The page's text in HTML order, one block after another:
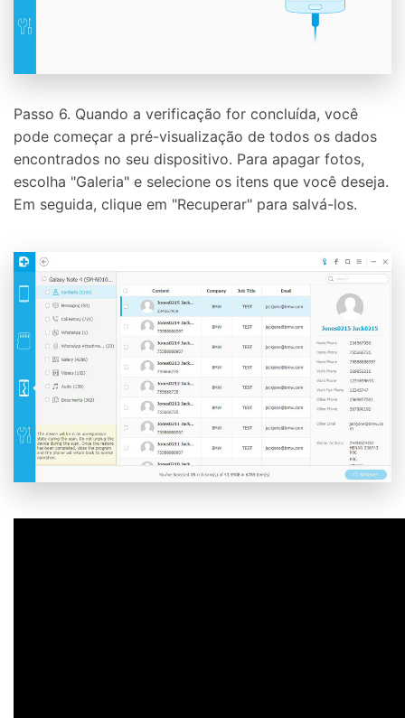
Passo 6. Quando a verificação for concluída, você
pode começar a pré-visualização de todos os dados
encontrados no seu dispositivo. Para apagar fotos,
escolha "Galeria" e selecione os itens que você deseja.
Em seguida, clique em "Recuperar" para salvá-los.